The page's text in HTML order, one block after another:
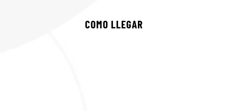
COMO LLEGAR